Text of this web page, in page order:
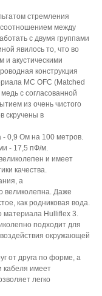
стремления
соотношением между
с двумя группами
явилось то, что во
и акустическими
конструкция
MC OFC (Matched
с согласованной
из очень чистого
скручены в
- 0,9 Ом на 100 метров.
- 17,5 пФ/м.
и имеет
качества.
а
великолепна. Даже
как родниковая вода.
материала Hulliflex 3.
подходит для
окружающей
от друга по форме, а
кабеля имеет
легко